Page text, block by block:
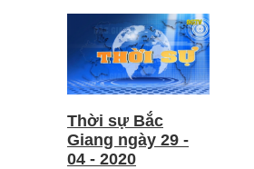
Thời sự Bắc
Giang ngày 29 -
04 - 2020